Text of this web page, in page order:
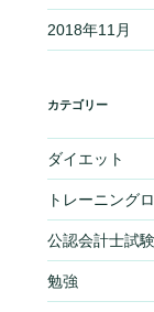
2018年11月
カテゴリー
ダイエット
トレーニング
公認会計士試験
勉強